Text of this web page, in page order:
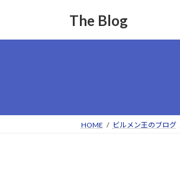
The Blog
HOME ビルメン王のブログ